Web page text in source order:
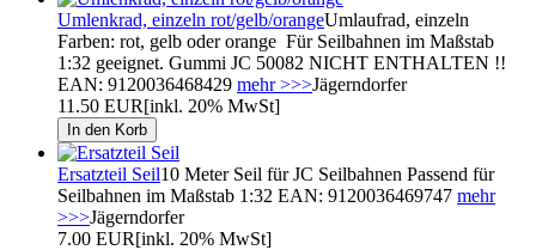
Umlenkrad, einzeln rot/gelb/orangeUmlaufrad, einzeln
Farben: rot, gelb oder orange Für Seilbahnen im Maßstab
1:32 geeignet. Gummi JC 50082 NICHT ENTHALTEN !!
EAN: 9120036468429 mehr >>>Jägerndorfer
11.50 EUR[inkl. 20% MwSt]
Ersatzteil Seil10 Meter Seil für JC Seilbahnen Passend für
Seilbahnen im Maßstab 1:32 EAN: 9120036469747 mehr
>>>Jägerndorfer
7.00 EUR[inkl. 20% MwSt]